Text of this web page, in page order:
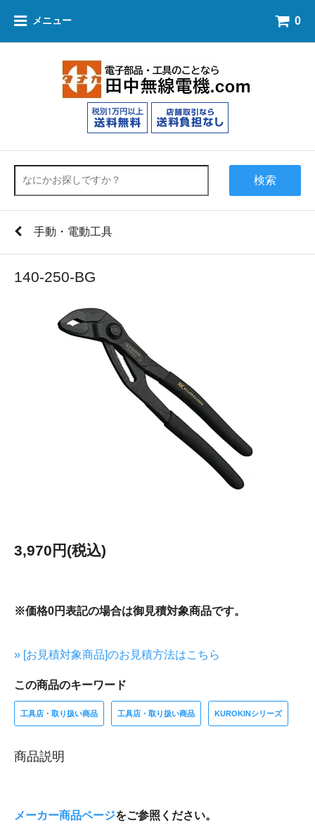
メニュー 0
検索
手動・電動工具
140-250-BG
3,970円(税込)
※価格0円表記の場合は御見積対象商品です。
» [お見積対象商品]のお見積方法はこちら
この商品のキーワード
工具店・取り扱い商品 工具店・取り扱い商品 KUROKINシリーズ
商品説明
メーカー商品ページをご参照ください。